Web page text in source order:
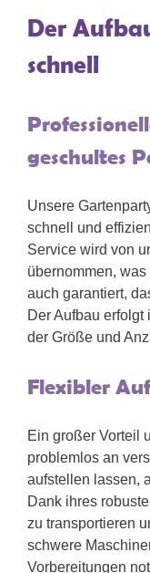
Der
schnell
geschultes
Unsere
schnell und
Service wird von
übernommen,
auch garantiert,
Der Aufbau
der Größe und
Flexibler
Ein großer Vorteil
problemlos an
aufstellen lassen,
Dank ihres
zu transportieren
schwere
Vorbereitungen